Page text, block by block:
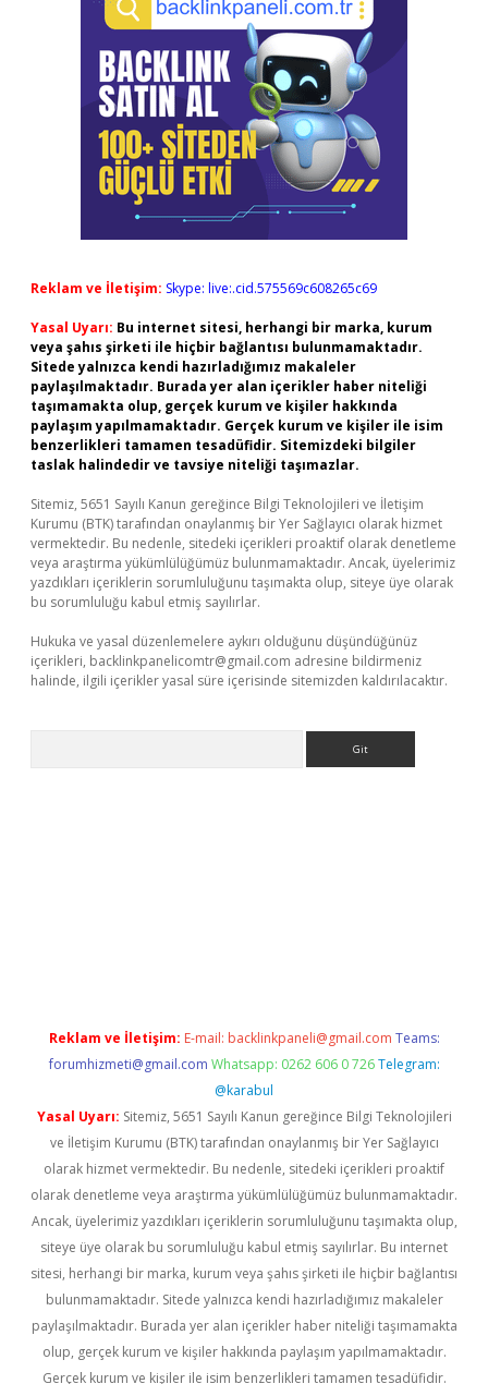
Reklam ve İletişim: Skype: live:.cid.575569c608265c69
Yasal Uyarı: Bu internet sitesi, herhangi bir marka, kurum
veya şahıs şirketi ile hiçbir bağlantısı bulunmamaktadır.
Sitede yalnızca kendi hazırladığımız makaleler
paylaşılmaktadır. Burada yer alan içerikler haber niteliği
taşımamakta olup, gerçek kurum ve kişiler hakkında
paylaşım yapılmamaktadır. Gerçek kurum ve kişiler ile isim
benzerlikleri tamamen tesadüfidir. Sitemizdeki bilgiler
taslak halindedir ve tavsiye niteliği taşımazlar.
Sitemiz, 5651 Sayılı Kanun gereğince Bilgi Teknolojileri ve İletişim
Kurumu (BTK) tarafından onaylanmış bir Yer Sağlayıcı olarak hizmet
vermektedir. Bu nedenle, sitedeki içerikleri proaktif olarak denetleme
veya araştırma yükümlülüğümüz bulunmamaktadır. Ancak, üyelerimiz
yazdıkları içeriklerin sorumluluğunu taşımakta olup, siteye üye olarak
bu sorumluluğu kabul etmiş sayılırlar.
Hukuka ve yasal düzenlemelere aykırı olduğunu düşündüğünüz
içerikleri, backlinkpanelicomtr@gmail.com adresine bildirmeniz
halinde, ilgili içerikler yasal süre içerisinde sitemizden kaldırılacaktır.
Reklam ve İletişim: E-mail: backlinkpaneli@gmail.com Teams:
forumhizmeti@gmail.com Whatsapp: 0262 606 0 726 Telegram:
@karabul
Yasal Uyarı: Sitemiz, 5651 Sayılı Kanun gereğince Bilgi Teknolojileri
ve İletişim Kurumu (BTK) tarafından onaylanmış bir Yer Sağlayıcı
olarak hizmet vermektedir. Bu nedenle, sitedeki içerikleri proaktif
olarak denetleme veya araştırma yükümlülüğümüz bulunmamaktadır.
Ancak, üyelerimiz yazdıkları içeriklerin sorumluluğunu taşımakta olup,
siteye üye olarak bu sorumluluğu kabul etmiş sayılırlar. Bu internet
sitesi, herhangi bir marka, kurum veya şahıs şirketi ile hiçbir bağlantısı
bulunmamaktadır. Sitede yalnızca kendi hazırladığımız makaleler
paylaşılmaktadır. Burada yer alan içerikler haber niteliği taşımamakta
olup, gerçek kurum ve kişiler hakkında paylaşım yapılmamaktadır.
Gerçek kurum ve kişiler ile isim benzerlikleri tamamen tesadüfidir.